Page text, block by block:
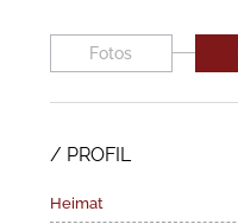
Fotos
PROFIL
Heimat